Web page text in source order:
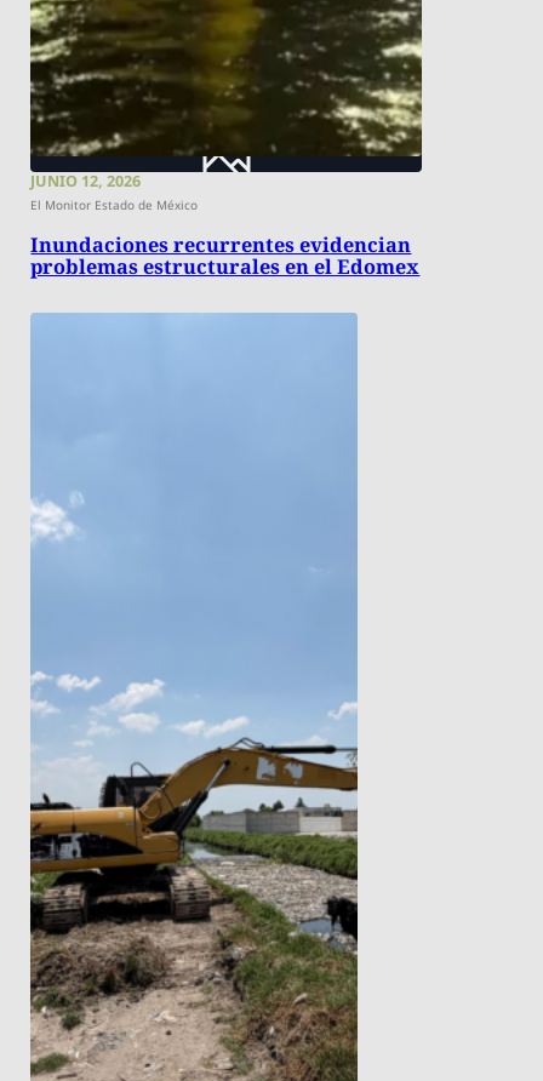
JUNIO 12, 2026
El Monitor Estado de México
Inundaciones recurrentes evidencian
problemas estructurales en el Edomex